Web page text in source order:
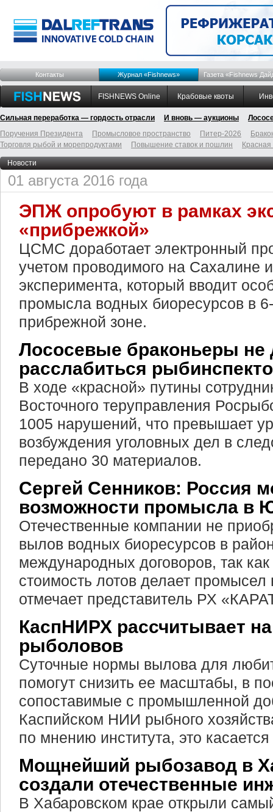
Контакты Журнал «Fishnews» Газета «Fishnews
FISHNEWS Online Крабовые квоты
Сильная переработка — гордость отрасли И вновь — аукционы
Поручения Президента
Промысловое пространство Питер-2026
Торговля рыбой и морепродуктами
Повышение ставок и пошлин
Новости
01 августа 2016 года
ЭПЖ опробуют в рамках
«прибрежкой»
ЦСМС доработает электронный
учетом проводимого на Сахалине
эксперимента, который вводит
промысла водных биоресурсов в
прибрежной зоне.
Лососевые браконьеры не
расслабиться
В ходе «красной» путины
Восточного теруправления
1005 нарушений, что превышает
возбуждения уголовных дел в
передано 30 материалов.
Сергей Сенников: Россия
возможности промысла в
Отечественные компании не
вылов водных биоресурсов в
международных договоров, так
стоимость лотов делает
отмечает представитель РХ
КаспНИРХ рассчитывает
рыболовов
Суточные нормы вылова для
помогут снизить ее масштабы, в
сопоставимые с промышленной
Каспийском НИИ рыбного
по мнению института, это касается
Мощнейший рыбозавод в
создали отечественные
В Хабаровском крае открыли